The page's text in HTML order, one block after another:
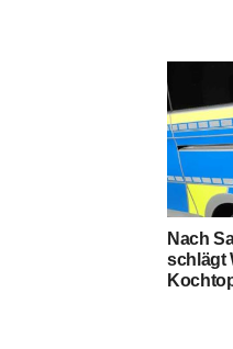
Nach
schlägt